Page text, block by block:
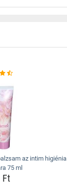
az intim higiénia
75 ml
Ft